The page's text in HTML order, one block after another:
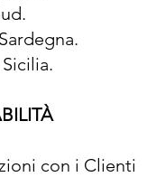
con i Clienti